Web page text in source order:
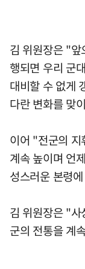
김 위원장은 "앞
행되면 우리 군
대비할 수 없게
다란 변화를 맞
이어 "전군의 지
계속 높이며 언
성스러운 본령
김 위원장은 "사
군의 전통을 계